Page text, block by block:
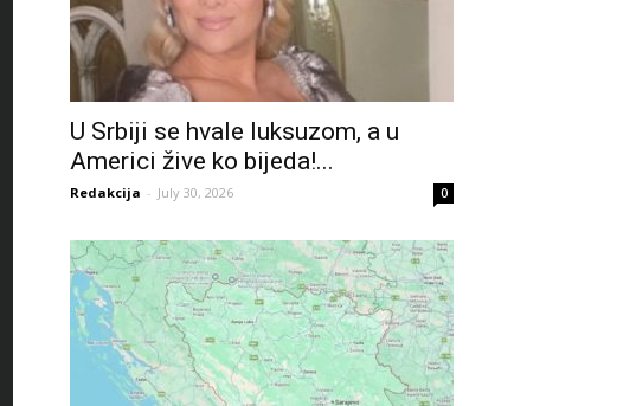
U Srbiji se hvale luksuzom, a u
Americi žive ko bijeda!...
Redakcija - July 30, 2026 0